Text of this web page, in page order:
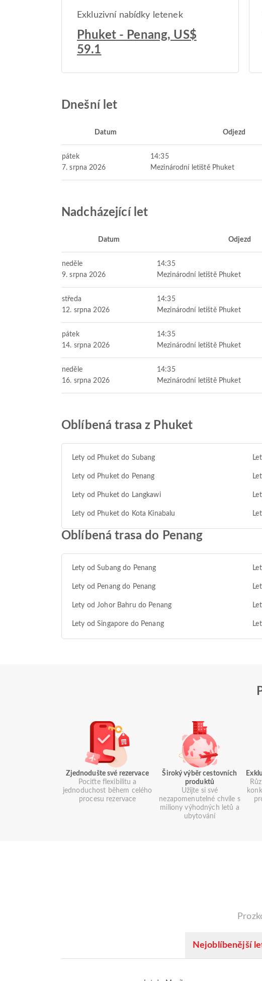
Exkluzivní nabídky letenek
Phuket - Penang, US$
59.1
Dnešní let
Datum Odjezd
pátek
7. srpna 2026
14:35
Mezinárodní letiště Phuket
Nadcházející let
Datum Odjezd
neděle
9. srpna 2026
14:35
Mezinárodní letiště Phuket
středa
12. srpna 2026
14:35
Mezinárodní letiště Phuket
pátek
14. srpna 2026
14:35
Mezinárodní letiště Phuket
neděle
16. srpna 2026
14:35
Mezinárodní letiště Phuket
Oblíbená trasa z Phuket
Lety od Phuket do Subang
Lety od Phuket do Penang
Lety od Phuket do Langkawi
Lety od Phuket do Kota Kinabalu
Oblíbená trasa do Penang
Lety od Subang do Penang
Lety od Penang do Penang
Lety od Johor Bahru do Penang
Lety od Singapore do Penang
Zjednodušte své rezervace
Pociťte flexibilitu a
jednoduchost během celého
procesu rezervace
Široký výběr cestovních
produktů
Užijte si své
nezapomenutelné chvíle s
miliony výhodných letů a
ubytování
Nejoblíbenější